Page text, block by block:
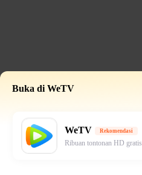
Buka di WeTV
WeTV Rekomendasi
Ribuan tontonan HD gratis